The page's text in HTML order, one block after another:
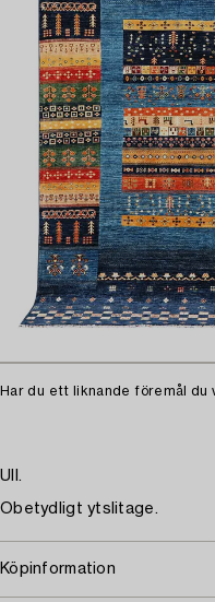
Har du ett liknande föremål du
Ull.
Obetydligt ytslitage.
Köpinformation